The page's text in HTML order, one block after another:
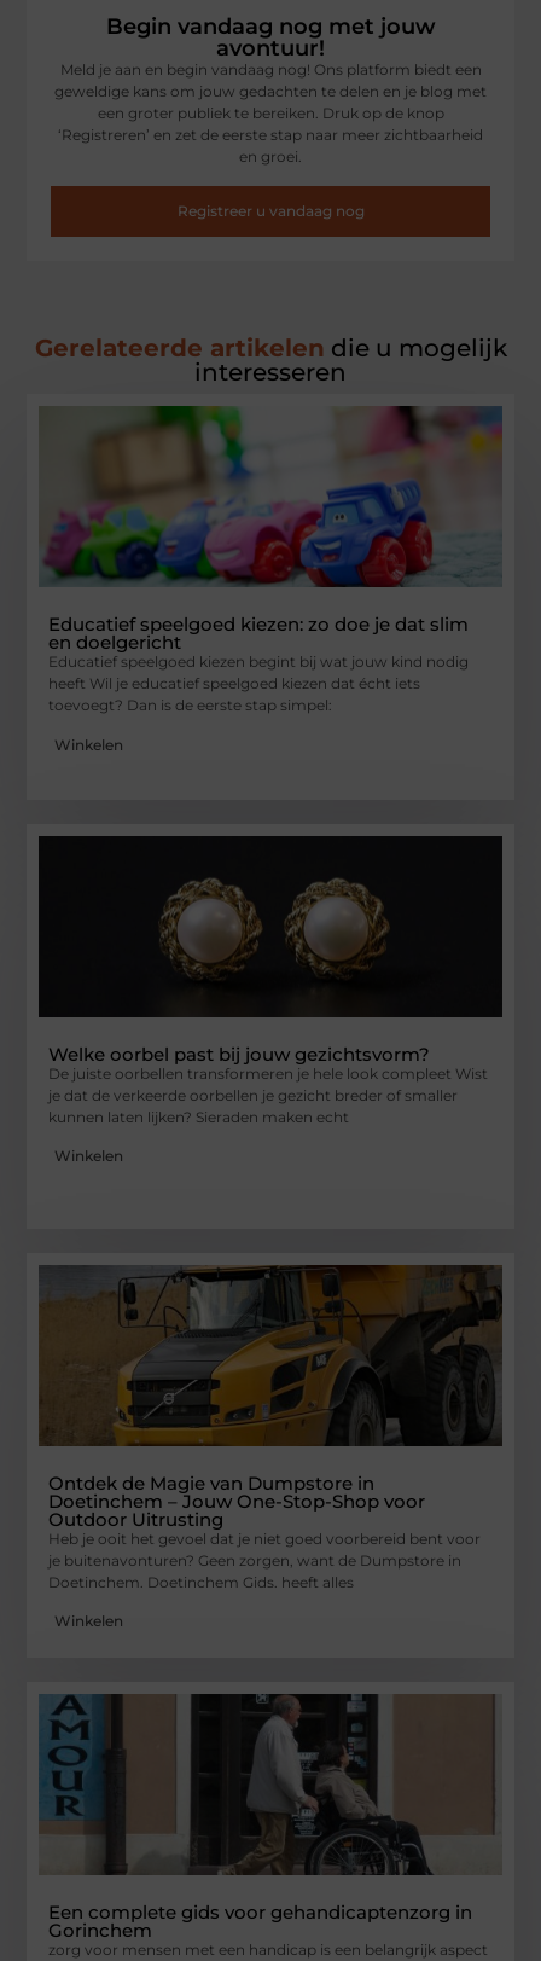
Begin vandaag nog met jouw
avontuur!
Meld je aan en begin vandaag nog! Ons platform biedt een
geweldige kans om jouw gedachten te delen en je blog met
een groter publiek te bereiken. Druk op de knop
‘Registreren’ en zet de eerste stap naar meer zichtbaarheid
en groei.
Registreer u vandaag nog
Gerelateerde artikelen die u mogelijk
interesseren
Educatief speelgoed kiezen: zo doe je dat slim
en doelgericht
Educatief speelgoed kiezen begint bij wat jouw kind nodig
heeft Wil je educatief speelgoed kiezen dat écht iets
toevoegt? Dan is de eerste stap simpel:
Winkelen
Welke oorbel past bij jouw gezichtsvorm?
De juiste oorbellen transformeren je hele look compleet Wist
je dat de verkeerde oorbellen je gezicht breder of smaller
kunnen laten lijken? Sieraden maken echt
Winkelen
Ontdek de Magie van Dumpstore in
Doetinchem – Jouw One-Stop-Shop voor
Outdoor Uitrusting
Heb je ooit het gevoel dat je niet goed voorbereid bent voor
je buitenavonturen? Geen zorgen, want de Dumpstore in
Doetinchem. Doetinchem Gids. heeft alles
Winkelen
Een complete gids voor gehandicaptenzorg in
Gorinchem
zorg voor mensen met een handicap is een belangrijk aspect